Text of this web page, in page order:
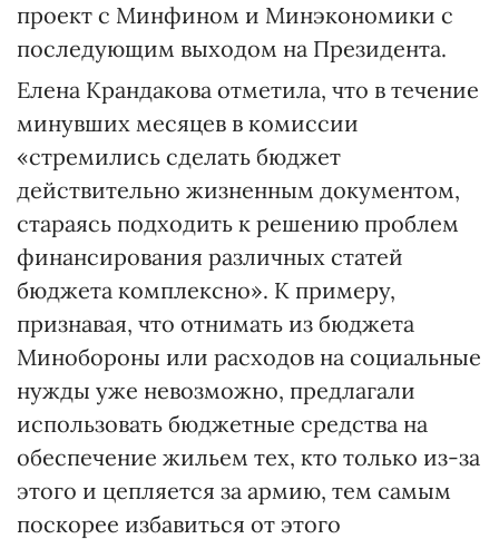
проект с Минфином и Минэкономики с
последующим выходом на Президента.
Елена Крандакова отметила, что в течение
минувших месяцев в комиссии
«стремились сделать бюджет
действительно жизненным документом,
стараясь подходить к решению проблем
финансирования различных статей
бюджета комплексно». К примеру,
признавая, что отнимать из бюджета
Минобороны или расходов на социальные
нужды уже невозможно, предлагали
использовать бюджетные средства на
обеспечение жильем тех, кто только из-за
этого и цепляется за армию, тем самым
поскорее избавиться от этого